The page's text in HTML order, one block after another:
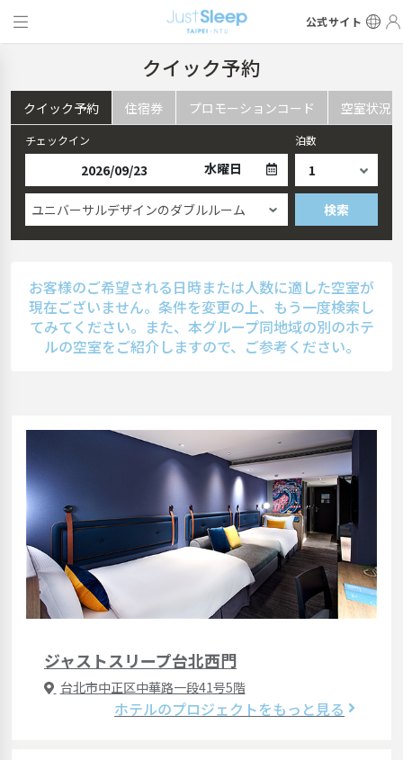
公式サイト
クイック予約
クイック予約 住宿券 プロモーションコード 空室状況
チェックイン
水曜日
泊数
ユニバーサルデザインのダブルルーム 検索
お客様のご希望される日時または人数に適した空室が
現在ございません。条件を変更の上、もう一度検索し
てみてください。また、本グループ同地域の別のホテ
ルの空室をご紹介しますので、ご参考ください。
ジャストスリープ台北西門
台北市中正区中華路一段41号5階
ホテルのプロジェクトをもっと見る